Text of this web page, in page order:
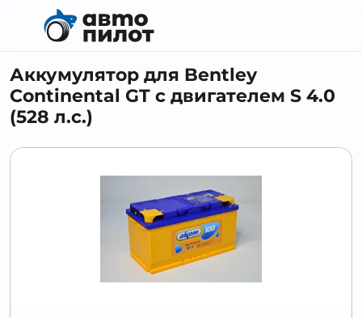
Аккумулятор для Bentley
Continental GT с двигателем S 4.0
(528 л.с.)